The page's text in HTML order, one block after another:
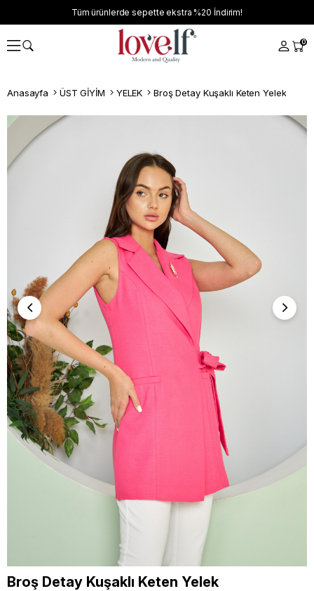
Tüm ürünlerde sepette ekstra %20 İndirim!
0
Anasayfa ÜST GİYİM YELEK Broş Detay Kuşaklı Keten Yelek
Broş Detay Kuşaklı Keten Yelek